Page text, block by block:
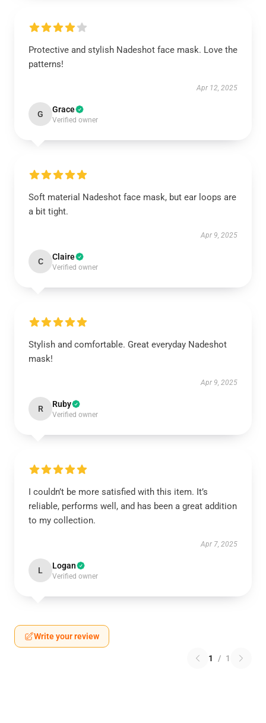
Protective and stylish Nadeshot face mask. Love the
patterns!
Apr 12, 2025
G Grace
Verified owner
Soft material Nadeshot face mask, but ear loops are
a bit tight.
Apr 9, 2025
C Claire
Verified owner
Stylish and comfortable. Great everyday Nadeshot
mask!
Apr 9, 2025
R Ruby
Verified owner
I couldn’t be more satisfied with this item. It’s
reliable, performs well, and has been a great addition
to my collection.
Apr 7, 2025
L Logan
Verified owner
Write your review
1 / 1